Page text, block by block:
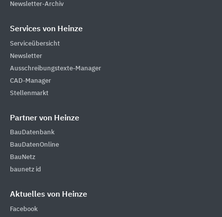
Newsletter-Archiv
Services von Heinze
Serviceübersicht
Newsletter
Ausschreibungstexte-Manager
CAD-Manager
Stellenmarkt
Partner von Heinze
BauDatenbank
BauDatenOnline
BauNetz
baunetz id
Aktuelles von Heinze
Facebook